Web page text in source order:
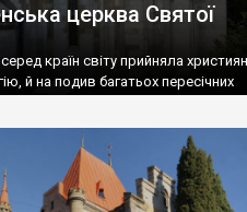
церква Святої
країн світу прийняла
й на подив багатьох пересічних